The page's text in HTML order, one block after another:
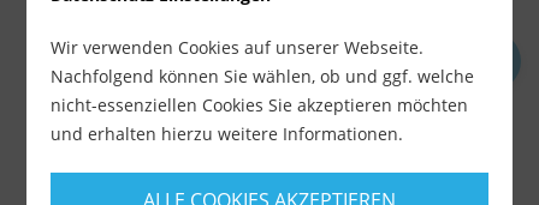
Rubi Slab Cutter G3 (Art. 16900)
Lieferzeit ca. 1-3 Werktage
583,90 € 629,00 €
Wir verwenden Cookies auf unserer Webseite.
Nachfolgend können Sie wählen, ob und ggf. welche
nicht-essenziellen Cookies Sie akzeptieren möchten
und erhalten hierzu weitere Informationen.
ALLE COOKIES AKZEPTIEREN